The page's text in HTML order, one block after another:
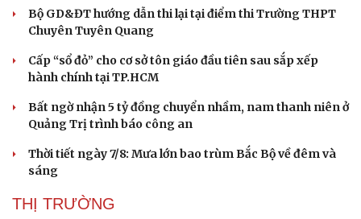
Hoàn thiện pháp lý để xử lý thuốc lá thế hệ mới
Chuyên Tuyên Quang